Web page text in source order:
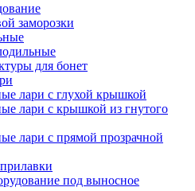
заморозки
для бонет
лари с глухой крышкой
лари с крышкой из гнутого
лари с прямой прозрачной
под выносное